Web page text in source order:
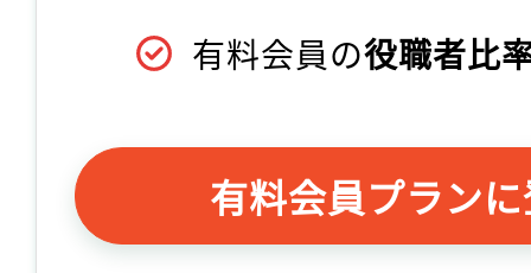
有料会員の役職者比
有料会員プラン